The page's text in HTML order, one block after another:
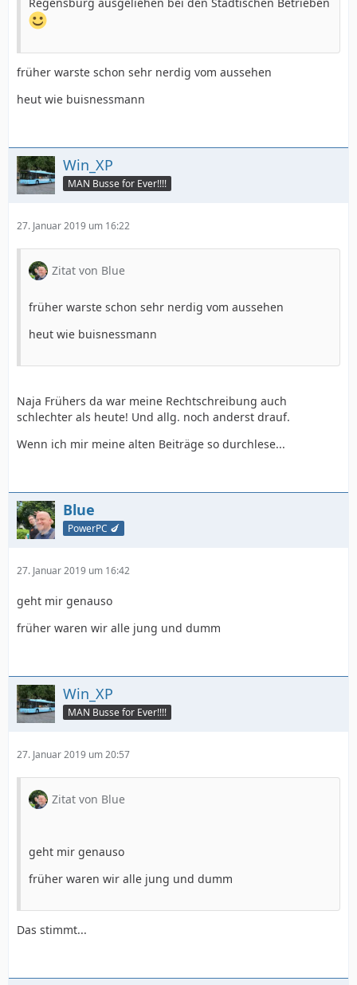
früher warste schon sehr nerdig vom aussehen
heut wie buisnessmann
Win_XP
MAN Busse for Ever!!!!
27. Januar 2019 um 16:22
Zitat von Blue
früher warste schon sehr nerdig vom aussehen
heut wie buisnessmann
Naja Frühers da war meine Rechtschreibung auch
schlechter als heute! Und allg. noch anderst drauf.
Wenn ich mir meine alten Beiträge so durchlese...
Blue
PowerPC 🍆
27. Januar 2019 um 16:42
geht mir genauso
früher waren wir alle jung und dumm
Win_XP
MAN Busse for Ever!!!!
27. Januar 2019 um 20:57
Zitat von Blue
geht mir genauso
früher waren wir alle jung und dumm
Das stimmt...